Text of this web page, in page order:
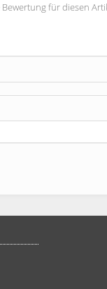
Bewertung für diesen